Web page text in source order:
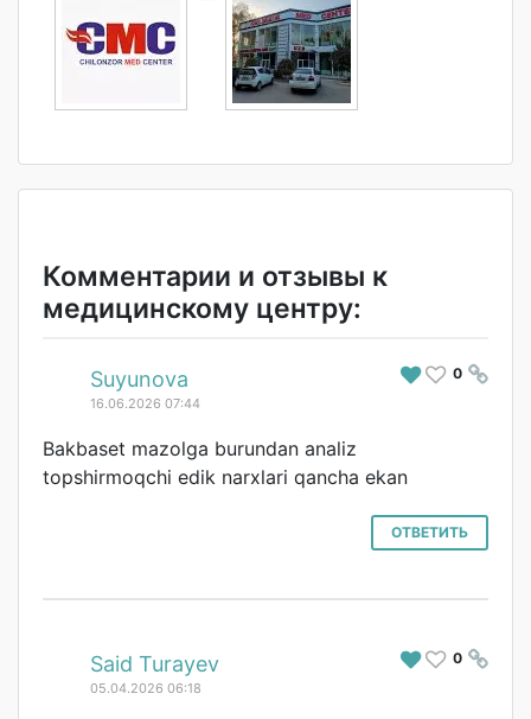
Комментарии и отзывы к
медицинскому центру:
# 0
Suyunova
16.06.2026 07:44
Bakbaset mazolga burundan analiz
topshirmoqchi edik narxlari qancha ekan
ОТВЕТИТЬ
# 0
Said Turayev
05.04.2026 06:18